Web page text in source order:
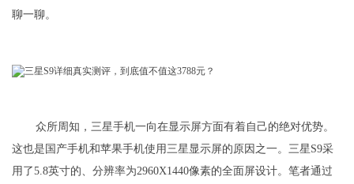
聊一聊。
众所周知，三星手机一向在显示屏方面有着自己的绝对优势。
这也是国产手机和苹果手机使用三星显示屏的原因之一。三星S9采
用了5.8英寸的、分辨率为2960X1440像素的全面屏设计。笔者通过